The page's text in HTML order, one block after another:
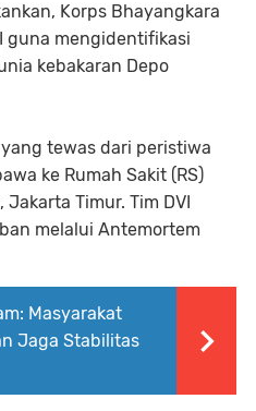
Korps Bhayangkara
guna mengidentifikasi
kebakaran Depo
tewas dari peristiwa
ke Rumah Sakit (RS)
Timur. Tim DVI
melalui Antemortem
Masyarakat
Jaga Stabilitas